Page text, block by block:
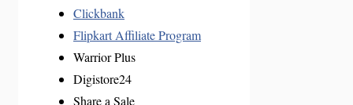
Clickbank
Flipkart Affiliate Program
Warrior Plus
Digistore24
Share a Sale